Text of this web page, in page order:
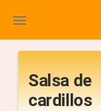

Salsa de
cardillos